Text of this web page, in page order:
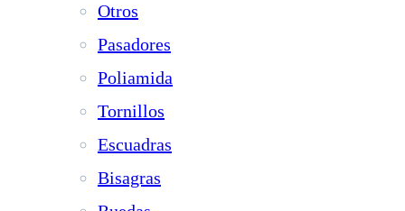
Otros
Pasadores
Poliamida
Tornillos
Escuadras
Bisagras